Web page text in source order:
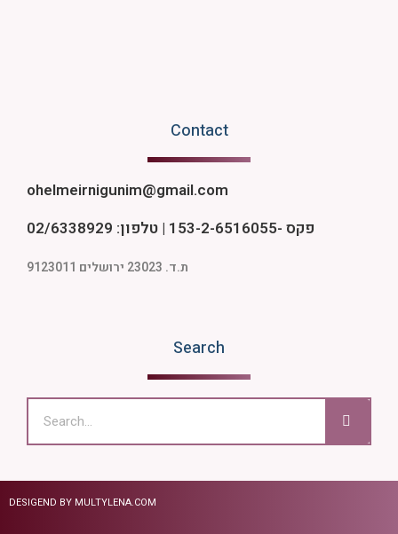
Contact
ohelmeirnigunim@gmail.com
פקס -153-2-6516055 | טלפון: 02/6338929
ת.ד. 23023 ירושלים 9123011
Search
DESIGEND BY MULTYLENA.COM